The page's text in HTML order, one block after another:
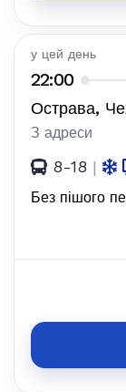
у цей день
22:00
Острава,
З адреси
8-18 |
Без пішого